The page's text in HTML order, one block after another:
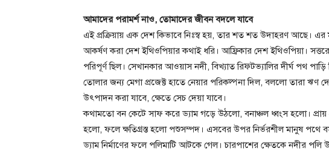
আমাদের পরামর্শ নাও, তোমাদের জীবন বদলে যাবে
এই প্রক্রিয়ায় এক দেশ কিভাবে নিঃস্ব হয়, তার শত শত উদাহরণ আছে। এর
আকর্ষণ করা দেশ ইথিওপিয়ার কথাই ধরি। আফ্রিকার দেশ ইথিওপিয়া।
পরিপূর্ণ ছিল। সেখানকার আওয়াস নদী, বিখ্যাত রিফ্টভ্যালির দীর্ঘ পথ
তোলার জন্য মেগা প্রজেক্ট হাতে নেয়ার পরিকল্পনা দিল, বললো তারা ঋণ
উৎপাদন করা যাবে, ক্ষেতে সেচ দেয়া যাবে।
কথামতো বন কেটে সাফ করে ড্যাম গড়ে উঠলো, বনাঞ্চল ধ্বংস হলো। প্রায়
হলো, ফলে ক্ষতিগ্রস্ত হলো পশুসম্পদ। এসবের উপর নির্ভরশীল মানুষ পথে
ড্যাম নির্মাণের ফলে পলিমাটি আটকে গেল। চারপাশের ক্ষেতকে নদীর